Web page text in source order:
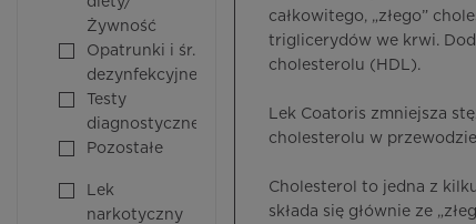
Żywność
Opatrunki i śr.
dezynfekcyjne
Testy
diagnostyczne
Pozostałe
Lek
narkotyczny
całkowitego, „złego”
triglicerydów we krwi.
cholesterolu (HDL).
Lek Coatoris zmniejsza
cholesterolu w
Cholesterol to jedna z
składa się głównie ze